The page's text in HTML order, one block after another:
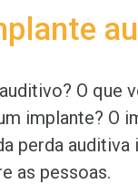
O que
implante? O
perda
as pessoas.